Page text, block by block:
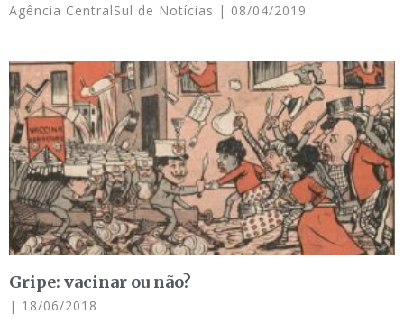
Agência CentralSul de Notícias 08/04/2019
Gripe: vacinar ou não?
18/06/2018